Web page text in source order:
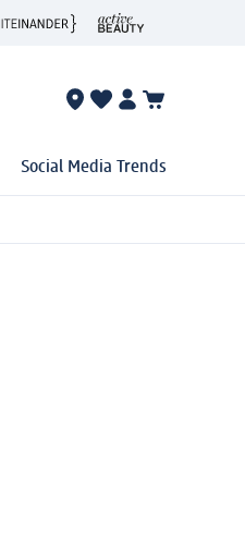
Social Media Trends